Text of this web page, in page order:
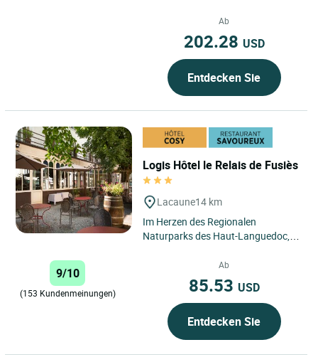
eingebettet im Hinterland...
Ab
202.28 USD
Entdecken Sie
Logis Hôtel le Relais de Fusiès
Lacaune14 km
Im Herzen des Regionalen
Naturparks des Haut-Languedoc,
„Relais de Fusiès“ mit einer...
9/10
(153 Kundenmeinungen)
Ab
85.53 USD
Entdecken Sie